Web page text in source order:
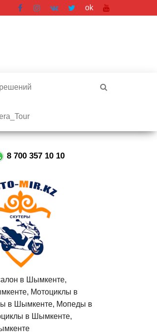
ok
8 700 357 10 10
в Шымкенте,
Мотоциклы в
в Шымкенте, Мопеды в
в Шымкенте,